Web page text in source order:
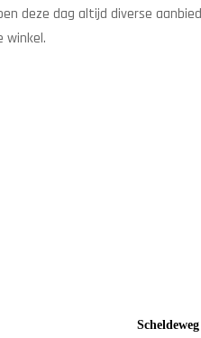
deze dag altijd diverse
winkel.